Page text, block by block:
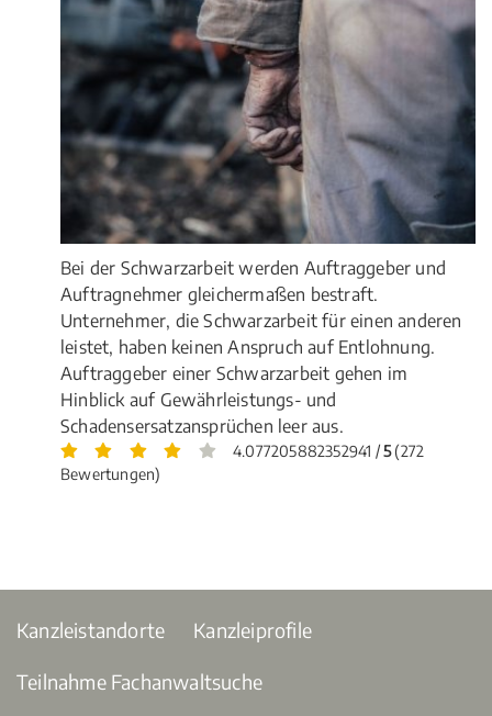
Bei der Schwarzarbeit werden Auftraggeber und
Auftragnehmer gleichermaßen bestraft.
Unternehmer, die Schwarzarbeit für einen anderen
leistet, haben keinen Anspruch auf Entlohnung.
Auftraggeber einer Schwarzarbeit gehen im
Hinblick auf Gewährleistungs- und
Schadensersatzansprüchen leer aus.
4.077205882352941 /5(272
Bewertungen)
Kanzleistandorte Kanzleiprofile
Teilnahme Fachanwaltsuche